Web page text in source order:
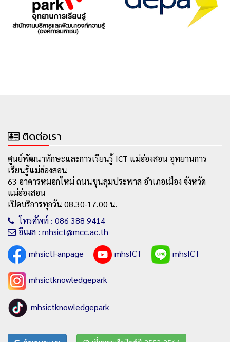
ติดต่อเรา
ศูนย์พัฒนาทักษะและการเรียนรู้ ICT แม่ฮ่องสอน อุทยานการ
เรียนรู้แม่ฮ่องสอน
63 อาคารหมอกใหม่ ถนนขุนลุมประพาส อำเภอเมือง จังหวัด
แม่ฮ่องสอน
เปิดบริการทุกวัน 08.30-17.00 น.
โทรศัพท์ : 086 388 9414
อีเมล : mhsict@mcc.ac.th
mhsictFanpage
mhsICT mhsICT
mhsictknowledgepark
mhsictknowledgepark